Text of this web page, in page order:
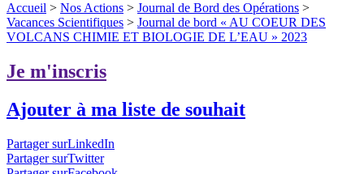
Accueil > Nos Actions > Journal de Bord des Opérations >
Vacances Scientifiques > Journal de bord « AU COEUR DES
VOLCANS CHIMIE ET BIOLOGIE DE L’EAU » 2023
Je m'inscris
Ajouter à ma liste de souhait
Partager surLinkedIn
Partager surTwitter